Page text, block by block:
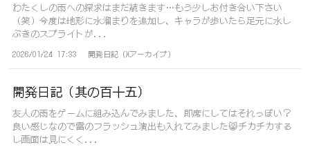
わたくしの雨への探求はまだ続きます…もう少しお付き合い下さい
（笑）今度は地形に水溜まりを追加し、キャラが歩いたら足元に水し
ぶきのスプライトが...
2026/01/24 17:33 開発日記（Xアーカイブ）
開発日記（其の百十五）
友人の雨をゲームに組み込んでみました、即席にしてはそれっぽい？
良い感じなので雷のフラッシュ演出も入れてみました😸チカチカする
し画面は見にくく...